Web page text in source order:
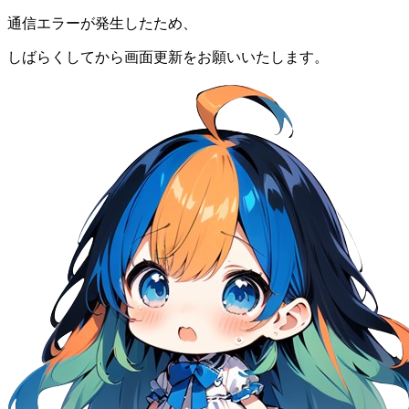
通信エラーが発生したため、
しばらくしてから画面更新をお願いいたします。